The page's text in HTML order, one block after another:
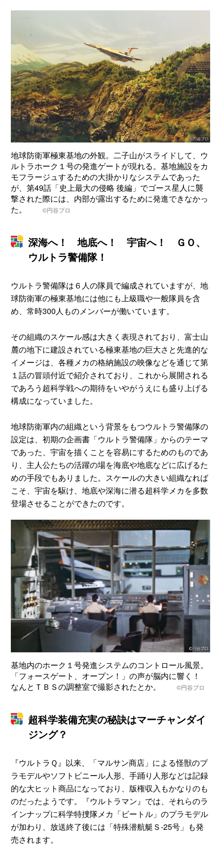
地球防衛軍極東基地の外観。二子山がスライドして、ウ
ルトラホーク１号の発進ゲートが現れる。基地施設をカ
モフラージュするための大掛かりなシステムであった
が、第49話「史上最大の侵略 後編」でゴース星人に襲
撃された際には、内部が露出するために発進できなかっ
た。©円谷プロ
深海へ！ 地底へ！ 宇宙へ！ ＧＯ、
ウルトラ警備隊！
ウルトラ警備隊は６人の隊員で編成されていますが、地
球防衛軍の極東基地には他にも上級職や一般隊員を含
め、常時300人ものメンバーが働いています。
その組織のスケール感は大きく表現されており、富士山
麓の地下に建設されている極東基地の巨大さと先進的な
イメージは、各種メカの格納施設の映像などを通じて第
１話の冒頭付近で紹介されており、これから展開される
であろう超科学戦への期待をいやがうえにも盛り上げる
構成になっていました。
地球防衛軍内の組織という背景をもつウルトラ警備隊の
設定は、初期の企画書「ウルトラ警備隊」からのテーマ
であった、宇宙を描くことを容易にするためのものであ
り、主人公たちの活躍の場を海底や地底などに広げるた
めの手段でもありました。スケールの大きい組織なれば
こそ、宇宙を駆け、地底や深海に潜る超科学メカを多数
登場させることができたのです。
基地内のホーク１号発進システムのコントロール風景。
「フォースゲート、オープン！」の声が脳内に響く！
なんとＴＢＳの調整室で撮影されたとか。©円谷プロ
超科学装備充実の秘訣はマーチャンダイ
ジング？
『ウルトラＱ』以来、「マルサン商店」による怪獣のプ
ラモデルやソフトビニール人形、手踊り人形などは記録
的な大ヒット商品になっており、版権収入もかなりのも
のだったようです。『ウルトラマン』では、それらのラ
インナップに科学特捜隊メカ「ビートル」のプラモデル
が加わり、放送終了後には「特殊潜航艇Ｓ-25号」も発
売されます。